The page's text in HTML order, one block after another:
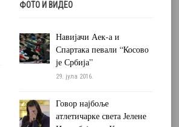
ФОТО И ВИДЕО
Навијачи Аек-а и
Спартака певали “Косово
је Србија”
29. јула 2016.
Говор најбоље
атлетичарке света Јелене